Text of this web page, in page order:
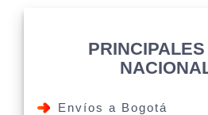
Envíos a Bogotá